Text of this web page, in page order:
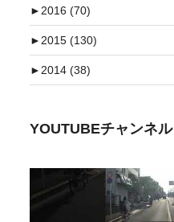
►2016 (70)
►2015 (130)
►2014 (38)
YOUTUBEチャンネル